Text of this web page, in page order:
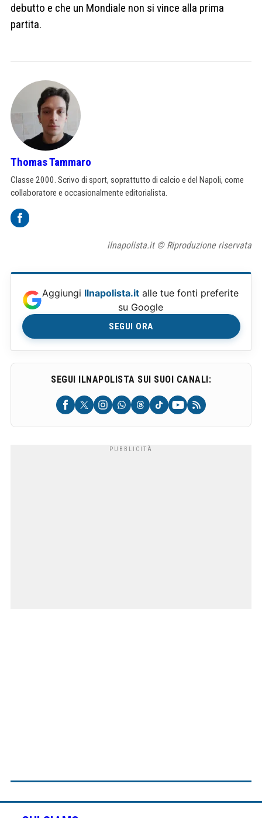
debutto e che un Mondiale non si vince alla prima
partita.
Thomas Tammaro
Classe 2000. Scrivo di sport, soprattutto di calcio e del Napoli, come
collaboratore e occasionalmente editorialista.
ilnapolista.it © Riproduzione riservata
Aggiungi Ilnapolista.it alle tue fonti preferite
su Google
SEGUI ORA
SEGUI ILNAPOLISTA SUI SUOI CANALI: